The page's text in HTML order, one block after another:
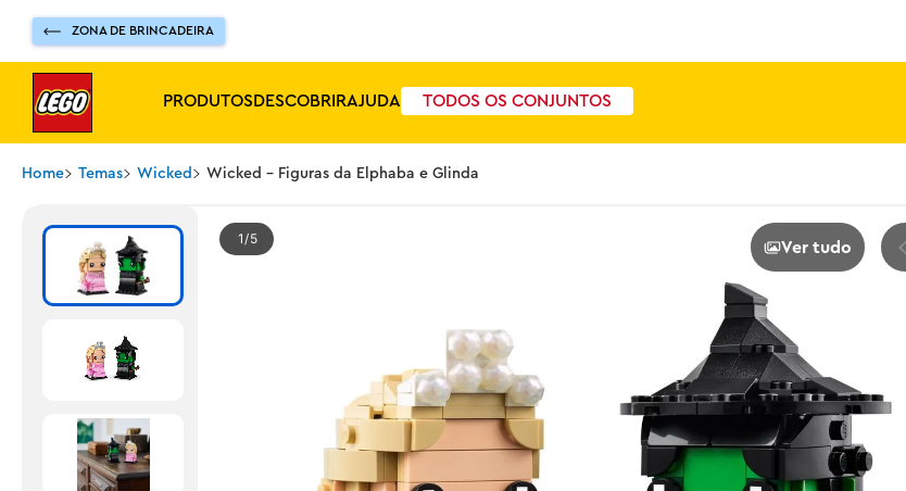
ZONA DE BRINCADEIRA
PRODUTOSDESCOBRIRAJUDA TODOS OS CONJUNTOS
Home Temas Wicked Wicked - Figuras da Elphaba e Glinda
1 5 Ver tudo